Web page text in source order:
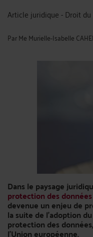
Article juridique - Droit
ParMe Murielle-Isabelle
Dans le paysage
protection des
devenue un enjeu de
la suite de l'adoption
protection des
l'Union européenne.